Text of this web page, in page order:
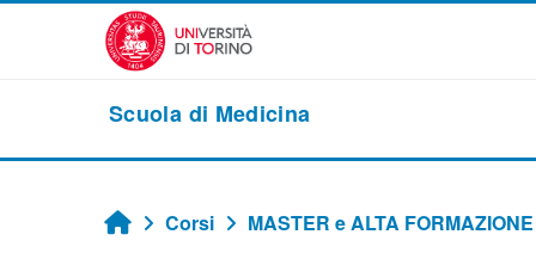
Vai al contenuto principale
Scuola di Medicina
Home
Corsi
MASTER e ALTA FORMAZIONE